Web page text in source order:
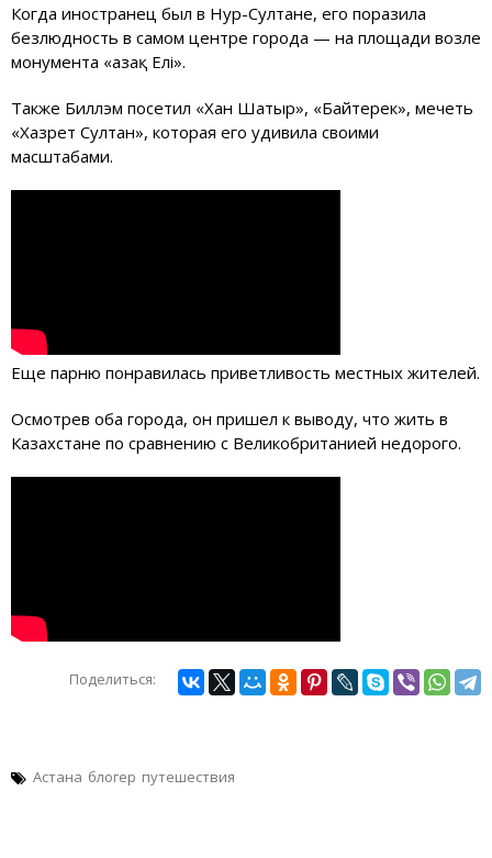
Когда иностранец был в Нур-Султане, его поразила
безлюдность в самом центре города — на площади возле
монумента «Қазақ Елі».
Также Биллэм посетил «Хан Шатыр», «Байтерек», мечеть
«Хазрет Султан», которая его удивила своими
масштабами.
Еще парню понравилась приветливость местных жителей.
Осмотрев оба города, он пришел к выводу, что жить в
Казахстане по сравнению с Великобританией недорого.
Поделиться:
Астана блогер путешествия